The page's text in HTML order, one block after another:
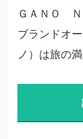
ＧＡＮＯ Ｎ
ブランドオ
ノ）は旅の